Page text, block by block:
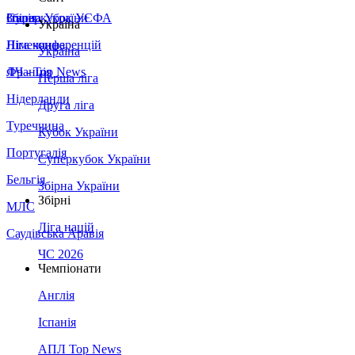
Збірна України
Італія
Німеччина
Франція
Нідерланди
Туреччина
Португалія
Бельгія
МЛС
Саудівська Аравія
Суперкубок УЄФА
Ліга конференцій
ЛЧ - Top News
Україна
Україна
Перша ліга
Друга ліга
Кубок України
Суперкубок України
Збірна України
Збірні
Ліга націй
ЧС 2026
Чемпіонати
Англія
Іспанія
АПЛ Top News